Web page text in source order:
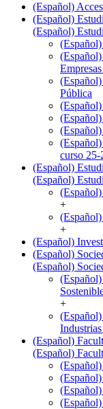
(Español)
(Español)
(Español)
Pública
curso 25-
(Español)
(Español)
+
+
(Español)
(Español)
(Español)
+
(Español)
(Español)